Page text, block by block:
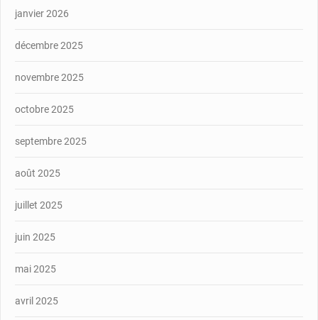
janvier 2026
décembre 2025
novembre 2025
octobre 2025
septembre 2025
août 2025
juillet 2025
juin 2025
mai 2025
avril 2025